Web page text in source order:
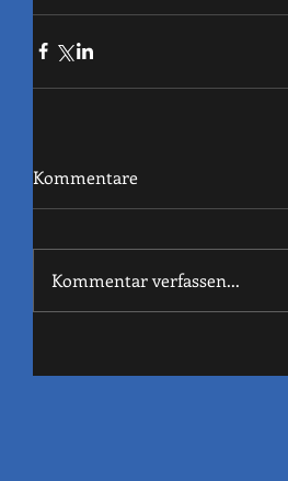
Kommentare
Kommentar verfassen...